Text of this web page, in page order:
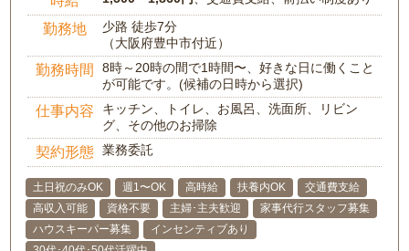
勤務地
少路 徒歩7分
（大阪府豊中市付近）
勤務時間
8時～20時の間で1時間〜、好きな日に働くこと
が可能です。(候補の日時から選択)
仕事内容
キッチン、トイレ、お風呂、洗面所、リビン
グ、その他のお掃除
契約形態 業務委託
土日祝のみOK 週1〜OK 高時給 扶養内OK
交通費支給
高収入可能
資格不要 主婦･主夫歓迎
家事代行スタッフ募集
ハウスキーパー募集
インセンティブあり